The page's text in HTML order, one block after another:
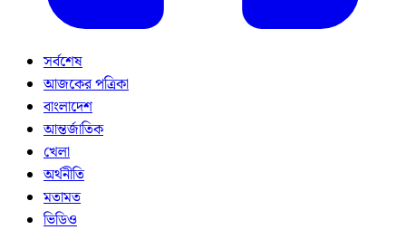
সর্বশেষ
আজকের পত্রিকা
বাংলাদেশ
আন্তর্জাতিক
খেলা
অর্থনীতি
মতামত
ভিডিও